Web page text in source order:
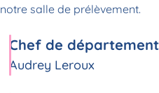
notre salle de prélèvement.
Chef de département
Audrey Leroux